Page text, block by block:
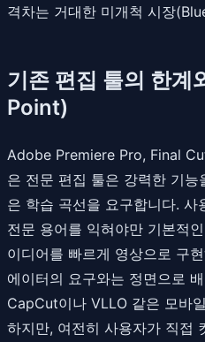
격차는 거대한 미개척 시장
기존 편집 툴의 한계
Point)
Adobe Premiere Pro, Final
은 전문 편집 툴은 강력한 기
은 학습 곡선을 요구합니다. 사
전문 용어를 익혀야만 기본적
이디어를 빠르게 영상으로 구
에이터의 요구와는 정면으로
CapCut이나 VLLO 같은 모바
하지만, 여전히 사용자가 직접